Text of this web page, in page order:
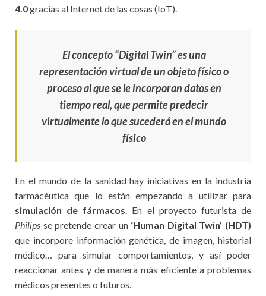
4.0gracias al Internet de las cosas (IoT).
El concepto “Digital Twin” es una
representación virtual de un objeto físico o
proceso al que se le incorporan datos en
tiempo real, que permite predecir
virtualmente lo que sucederá en el mundo
físico
En el mundo de la sanidad hay iniciativas en la industria
farmacéutica que lo están empezando a utilizar para
simulación de fármacos. En el proyecto futurista de
Philips se pretende crear un ‘Human Digital Twin’ (HDT)
que incorpore información genética, de imagen, historial
médico… para simular comportamientos, y así poder
reaccionar antes y de manera más eficiente a problemas
médicos presentes o futuros.